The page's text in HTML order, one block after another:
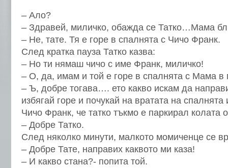
– Ало?
– Здравей, миличко, обажда се Татко…Мама
– Не, тате. Тя е горе в спалнята с Чичо Франк.
След кратка пауза Татко казва:
– Но ти нямаш чичо с име Франк, миличко!
– О, да, имам и той е горе в спалнята с Мама в
– Ъ, добре тогава…. ето какво искам да
избягай горе и почукай на вратата на
Чичо Франк, че татко тъкмо е паркирал колата
– Добре Татко.
След няколко минути, малкото момиченце се
– Добре Тате, направих каквото ми каза!
– И какво стана?- попита той.